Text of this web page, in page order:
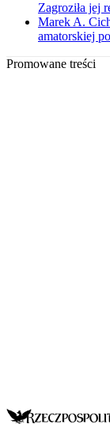
Zagroziła jej
Marek A.
amatorskiej
Promowane treści